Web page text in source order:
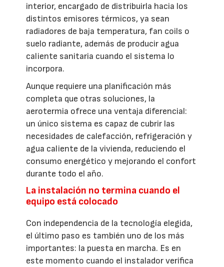
interior, encargado de distribuirla hacia los
distintos emisores térmicos, ya sean
radiadores de baja temperatura, fan coils o
suelo radiante, además de producir agua
caliente sanitaria cuando el sistema lo
incorpora.
Aunque requiere una planificación más
completa que otras soluciones, la
aerotermia ofrece una ventaja diferencial:
un único sistema es capaz de cubrir las
necesidades de calefacción, refrigeración y
agua caliente de la vivienda, reduciendo el
consumo energético y mejorando el confort
durante todo el año.
La instalación no termina cuando el
equipo está colocado
Con independencia de la tecnología elegida,
el último paso es también uno de los más
importantes: la puesta en marcha. Es en
este momento cuando el instalador verifica